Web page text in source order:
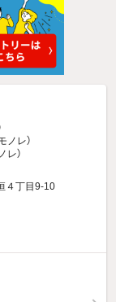
ノレ）
レ）
４丁目9-10